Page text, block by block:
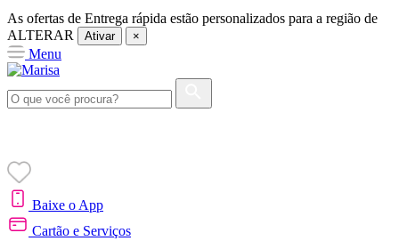
As ofertas de Entrega rápida estão personalizados para a região de
ALTERAR
Ativar ×
Menu
Baixe o App
Cartão e Serviços